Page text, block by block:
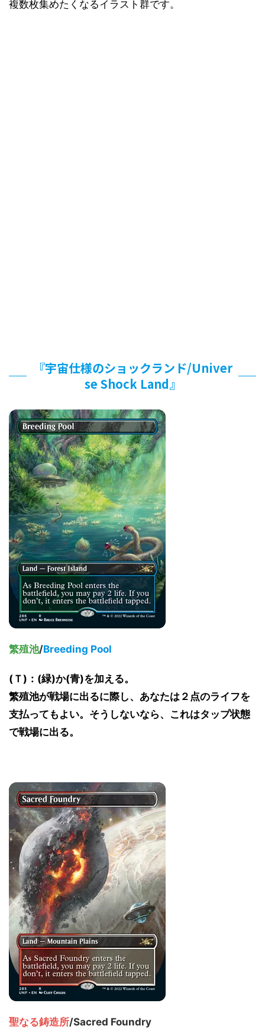
複数枚集めたくなるイラスト群です。
『宇宙仕様のショックランド/Univer
se Shock Land』
繁殖池/Breeding Pool
(Ｔ)：(緑)か(青)を加える。
繁殖池が戦場に出るに際し、あなたは２点のライフを
支払ってもよい。そうしないなら、これはタップ状態
で戦場に出る。
聖なる鋳造所/Sacred Foundry